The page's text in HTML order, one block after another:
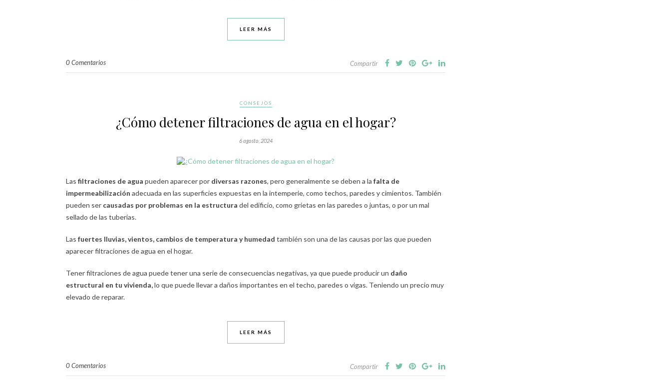
LEER MÁS
0 Comentarios Compartir
CONSEJOS
¿Cómo detener filtraciones de agua en el hogar?
6 agosto, 2024
Las filtraciones de agua pueden aparecer por diversas razones, pero generalmente se deben a la falta de
impermeabilización adecuada en las superficies expuestas en la intemperie, como techos, paredes y cimientos. También
pueden ser causadas por problemas en la estructura del edificio, como grietas en las paredes o juntas, o por un mal
sellado de las tuberías.
Las fuertes lluvias, vientos, cambios de temperatura y humedad también son una de las causas por las que pueden
aparecer filtraciones de agua en el hogar.
Tener filtraciones de agua puede tener una serie de consecuencias negativas, ya que puede producir un daño
estructural en tu vivienda,lo que puede llevar a daños importantes en el techo, paredes o vigas. Teniendo un precio muy
elevado de reparar.
LEER MÁS
0 Comentarios Compartir